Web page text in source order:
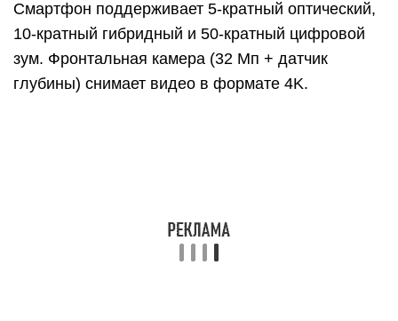
Смартфон поддерживает 5-кратный оптический,
10-кратный гибридный и 50-кратный цифровой
зум. Фронтальная камера (32 Мп + датчик
глубины) снимает видео в формате 4K.